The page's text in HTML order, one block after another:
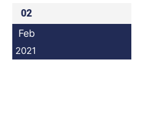
02
Feb
2021